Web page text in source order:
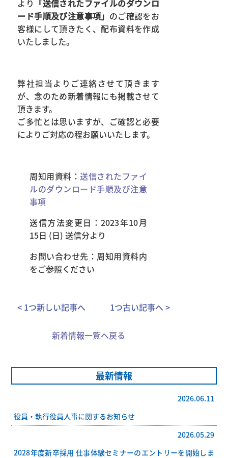
より 「送信されたファイルのダウンロ
ード手順及び注意事項」 のご確認をお
客様にして頂きたく、配布資料を作成
いたしました。
弊社担当よりご連絡させて頂きます
が、念のため新着情報にも掲載させて
頂きます。
ご多忙とは思いますが、ご確認と必要
によりご対応の程お願いいたします。
周知用資料：送信されたファイ
ルのダウンロード手順及び注意
事項
送信方法変更日：2023年10月
15日 (日) 送信分より
お問い合わせ先：周知用資料内
をご参照ください
< 1つ新しい記事へ 1つ古い記事へ >
新着情報一覧へ戻る
最新情報
2026.06.11
役員・執行役員人事に関するお知らせ
2026.05.29
2028年度新卒採用 仕事体験セミナーのエントリーを開始しま